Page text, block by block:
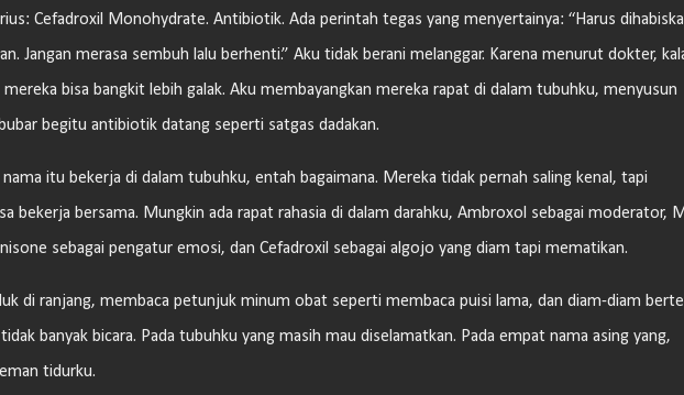
Cefadroxil Monohydrate. Antibiotik. Ada perintah tegas yang menyertainya: “Harus
Jangan merasa sembuh lalu berhenti.” Aku tidak berani melanggar. Karena menurut dokter,
bisa bangkit lebih galak. Aku membayangkan mereka rapat di dalam tubuhku, menyusun
begitu antibiotik datang seperti satgas dadakan.
itu bekerja di dalam tubuhku, entah bagaimana. Mereka tidak pernah saling kenal, tapi
bekerja bersama. Mungkin ada rapat rahasia di dalam darahku, Ambroxol sebagai moderator,
sebagai pengatur emosi, dan Cefadroxil sebagai algojo yang diam tapi mematikan.
di ranjang, membaca petunjuk minum obat seperti membaca puisi lama, dan diam-diam
banyak bicara. Pada tubuhku yang masih mau diselamatkan. Pada empat nama asing yang,
tidurku.